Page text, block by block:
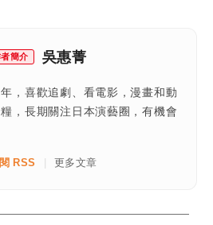
簡介 吳惠菁
，喜歡追劇、看電影，漫畫和動
，長期關注日本演藝圈，有機會
RSS 更多文章